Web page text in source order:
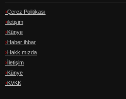
Çerez Politikası
iletişim
Künye
Haber ihbar
Hakkımızda
İletişim
Künye
KVKK